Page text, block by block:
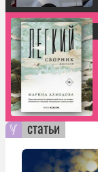
статьи